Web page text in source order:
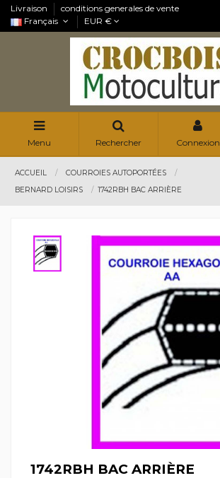
Livraison
conditions generales de vente
Français
EUR €
Menu Rechercher Connexion
ACCUEIL
COURROIES AUTOPORTÉES
BERNARD LOISIRS
1742RBH BAC ARRIÈRE
1742RBH BAC ARRIÈRE